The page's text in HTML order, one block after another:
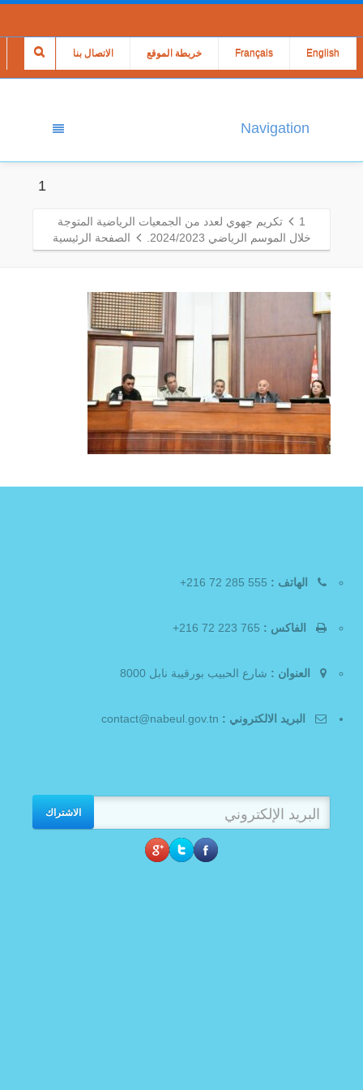
الاتصال بنا خريطة الموقع Français English
Navigation
1
1
تكريم جهوي لعدد من الجمعيات الرياضية المتوجة
خلال الموسم الرياضي 2024/2023.
الصفحة الرئيسية
الهاتف :
الفاكس :
العنوان : شارع الحبيب بورقيبة نابل 8000
البريد الالكتروني :
الاشتراك